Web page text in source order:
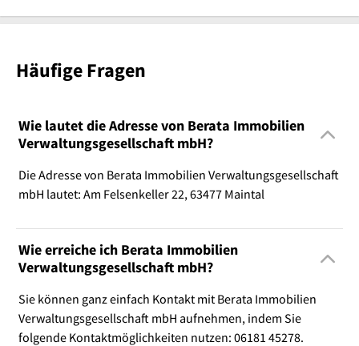
Häufige Fragen
Wie lautet die Adresse von Berata Immobilien
Verwaltungsgesellschaft mbH?
Die Adresse von Berata Immobilien Verwaltungsgesellschaft
mbH lautet: Am Felsenkeller 22, 63477 Maintal
Wie erreiche ich Berata Immobilien
Verwaltungsgesellschaft mbH?
Sie können ganz einfach Kontakt mit Berata Immobilien
Verwaltungsgesellschaft mbH aufnehmen, indem Sie
folgende Kontaktmöglichkeiten nutzen: 06181 45278.